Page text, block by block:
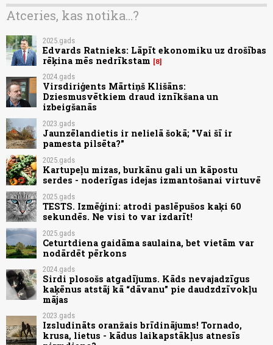
Atceries, kas notika...?
2025.gads
Edvards Ratnieks: Lāpīt ekonomiku uz drošības
rēķina mēs nedrīkstam
8
2024.gads
Virsdiriģents Mārtiņš Klišāns:
Dziesmusvētkiem draud iznīkšana un
izbeigšanās
2023.gads
Jaunzēlandietis ir nelielā šokā; "Vai šī ir
pamesta pilsēta?"
2025.gads
Kartupeļu mizas, burkānu gali un kāpostu
serdes - noderīgas idejas izmantošanai virtuvē
2025.gads
TESTS. Izmēģini: atrodi paslēpušos kaķi 60
sekundēs. Ne visi to var izdarīt!
2025.gads
Ceturtdiena gaidāma saulaina, bet vietām var
nodārdēt pērkons
2024.gads
Sirdi plosošs atgadījums. Kāds nevajadzīgus
kaķēnus atstāj kā “dāvanu” pie daudzdzīvokļu
mājas
2023.gads
Izsludināts oranžais brīdinājums! Tornado,
krusa, lietus - kādus laikapstākļus atnesīs